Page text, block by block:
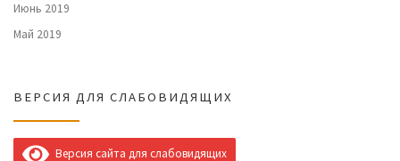
Июнь 2019
Май 2019
ВЕРСИЯ ДЛЯ СЛАБОВИДЯЩИХ
Версия сайта для слабовидящих